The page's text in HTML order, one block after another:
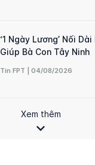
‘1 Ngày Lương’ Nối
Giúp Bà Con Tây Ninh
Tin FPT | 04/08/2026
Xem thêm